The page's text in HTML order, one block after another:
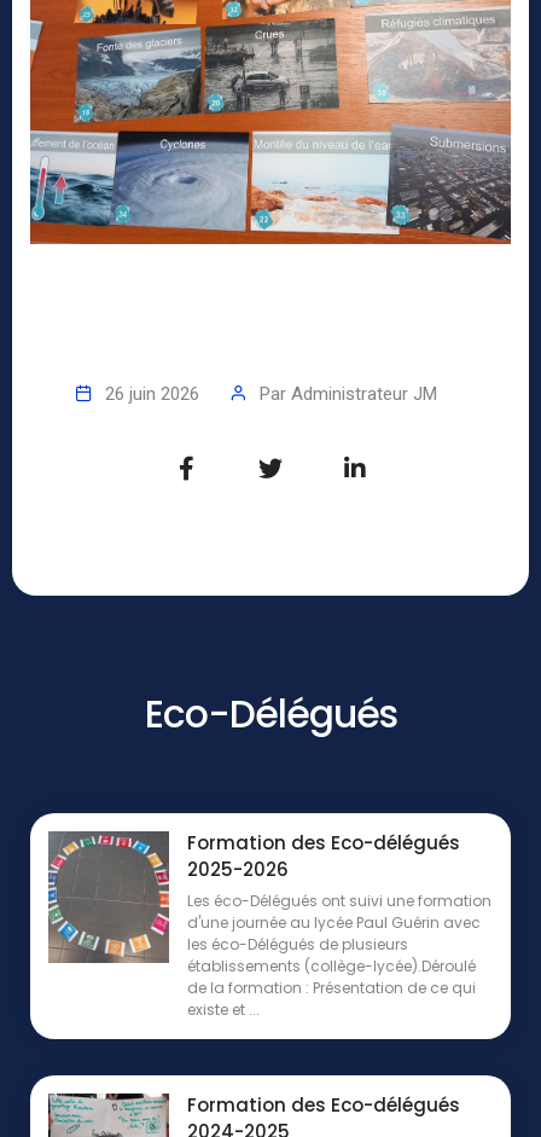
26 juin 2026 Par Administrateur JM
Eco-Délégués
Formation des Eco-délégués
2025-2026
Les éco-Délégués ont suivi une formation
d'une journée au lycée Paul Guérin avec
les éco-Délégués de plusieurs
établissements (collège-lycée).Déroulé
de la formation : Présentation de ce qui
existe et ...
Formation des Eco-délégués
2024-2025